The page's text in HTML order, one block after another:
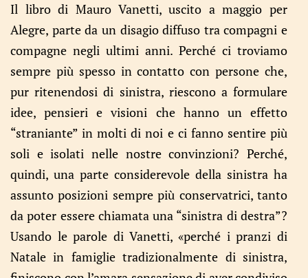
Il libro di Mauro Vanetti, uscito a maggio per
Alegre, parte da un disagio diffuso tra compagni e
compagne negli ultimi anni. Perché ci troviamo
sempre più spesso in contatto con persone che,
pur ritenendosi di sinistra, riescono a formulare
idee, pensieri e visioni che hanno un effetto
“straniante” in molti di noi e ci fanno sentire più
soli e isolati nelle nostre convinzioni? Perché,
quindi, una parte considerevole della sinistra ha
assunto posizioni sempre più conservatrici, tanto
da poter essere chiamata una “sinistra di destra”?
Usando le parole di Vanetti, «perché i pranzi di
Natale in famiglie tradizionalmente di sinistra,